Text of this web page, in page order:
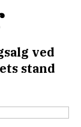
ved
stand